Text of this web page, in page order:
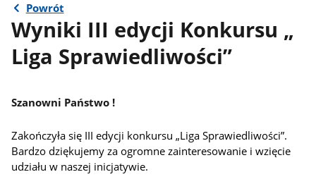
Powrót
Wyniki III edycji Konkursu „
Liga Sprawiedliwości”
Szanowni Państwo !
Zakończyła się III edycji konkursu „Liga Sprawiedliwości”.
Bardzo dziękujemy za ogromne zainteresowanie i wzięcie
udziału w naszej inicjatywie.